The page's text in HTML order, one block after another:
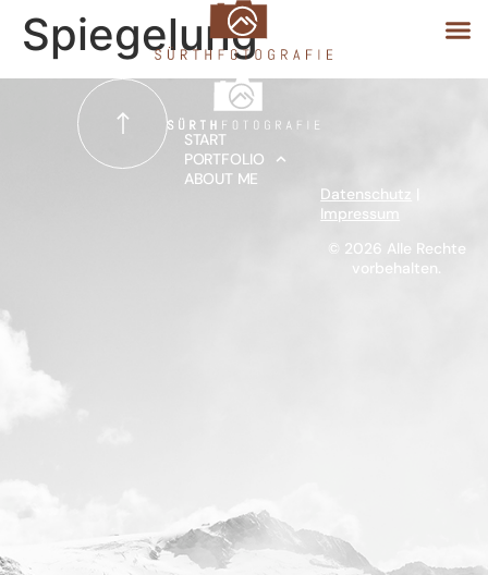
START
PORTFOLIO
Spiegelung
Datenschutz
Impressum
© 2026 Alle Rechte
vorbehalten.
START
PORTFOLIO
ABOUT ME